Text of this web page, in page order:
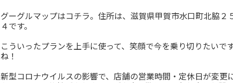
グーグルマップはコチラ。住所は、滋賀県甲賀市水口町北脇２
４です。
こういったプランを上手に使って、笑顔で今を乗り切りたいで
ね！
新型コロナウイルスの影響で、店舗の営業時間・定休日が変更